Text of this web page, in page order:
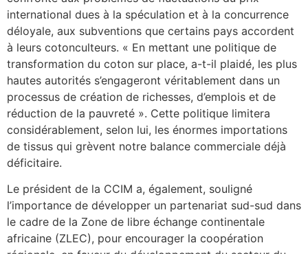
international dues à la spéculation et à la concurrence
déloyale, aux subventions que certains pays accordent
à leurs cotonculteurs. « En mettant une politique de
transformation du coton sur place, a-t-il plaidé, les plus
hautes autorités s’engageront véritablement dans un
processus de création de richesses, d’emplois et de
réduction de la pauvreté ». Cette politique limitera
considérablement, selon lui, les énormes importations
de tissus qui grèvent notre balance commerciale déjà
déficitaire.
Le président de la CCIM a, également, souligné
l’importance de développer un partenariat sud-sud dans
le cadre de la Zone de libre échange continentale
africaine (ZLEC), pour encourager la coopération